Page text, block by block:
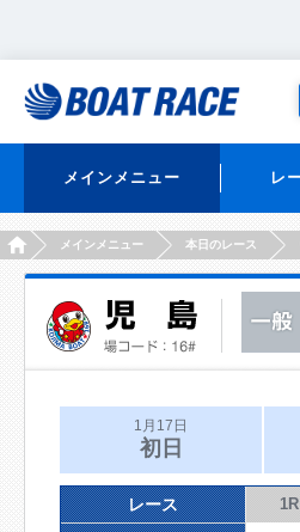
メインメニュー レ
HOMEメインメニュー 本日のレース
1月17日
初日
レース 1R